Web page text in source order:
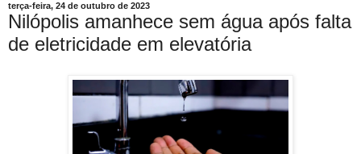
terça-feira, 24 de outubro de 2023
Nilópolis amanhece sem água após falta
de eletricidade em elevatória